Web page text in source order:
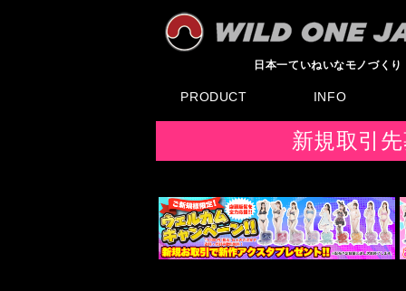
日本一ていねいなモノづくり
PRODUCT INFO
製品情報
お知らせ
イベント・展示会
メディア掲載
新規取引